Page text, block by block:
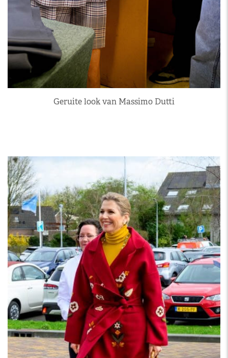
Geruite look van Massimo Dutti